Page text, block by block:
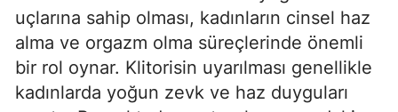
uçlarına sahip olması, kadınların cinsel haz
alma ve orgazm olma süreçlerinde önemli
bir rol oynar. Klitorisin uyarılması genellikle
kadınlarda yoğun zevk ve haz duyguları